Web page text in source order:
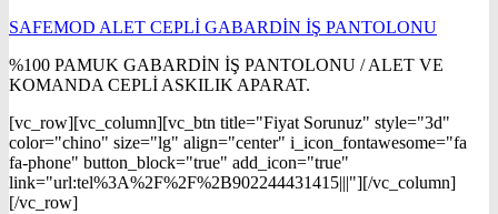
SAFEMOD ALET CEPLİ GABARDİN İŞ PANTOLONU
%100 PAMUK GABARDİN İŞ PANTOLONU / ALET VE
KOMANDA CEPLİ ASKILIK APARAT.
[vc_row][vc_column][vc_btn title="Fiyat Sorunuz" style="3d"
color="chino" size="lg" align="center" i_icon_fontawesome="fa
fa-phone" button_block="true" add_icon="true"
link="url:tel%3A%2F%2F%2B902244431415|||"][/vc_column]
[/vc_row]